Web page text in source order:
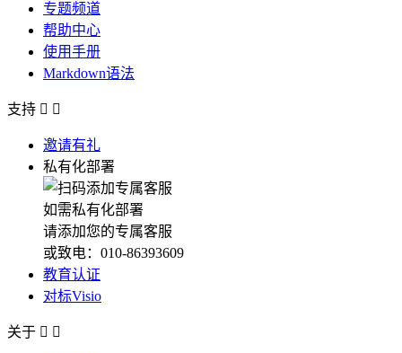
专题频道
帮助中心
使用手册
Markdown语法
支持  
邀请有礼
私有化部署
如需私有化部署
请添加您的专属客服
或致电：010-86393609
教育认证
对标Visio
关于  